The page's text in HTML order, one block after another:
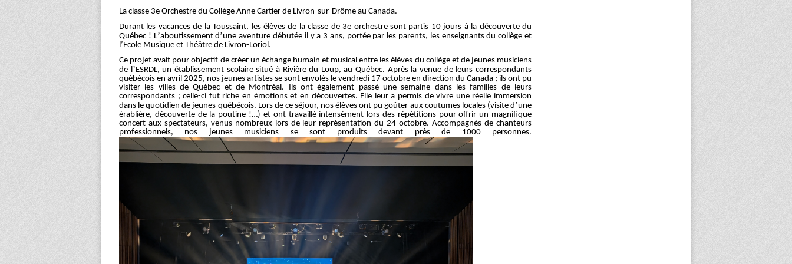
La classe 3e Orchestre du Collège Anne Cartier de Livron-sur-Drôme au Canada.
Durant les vacances de la Toussaint, les élèves de la classe de 3e orchestre sont partis 10 jours à la découverte du
Québec ! L’aboutissement d ’une aventure débutée il y a 3 ans, portée par les parents, les enseignants du collège et
l’Ecole Musique et Théâtre de Livron-Loriol.
Ce projet avait pour objectif de créer un échange humain et musical entre les élèves du collège et de jeunes musiciens
de l ’ESRDL, un établissement scolaire situé à Rivière du Loup, au Québec. Après la venue de leurs correspondants
québécois en avril 2025, nos jeunes artistes se sont envolés le vendredi 17 octobre en direction du Canada ; ils ont pu
visiter les villes de Québec et de Montréal. Ils ont également passé une semaine dans les familles de leurs
correspondants ; celle-ci fut riche en émotions et en découvertes. Elle leur a permis de vivre une réelle immersion
dans le quotidien de jeunes québécois. Lors de ce séjour, nos élèves ont pu goûter aux coutumes locales (visite d ’une
érablière, découverte de la poutine !…) et ont travaillé intensément lors des répétitions pour offrir un magnifique
concert aux spectateurs, venus nombreux lors de leur représentation du 24 octobre. Accompagnés de chanteurs
professionnels, nos jeunes musiciens se sont produits devant près de 1000 personnes.